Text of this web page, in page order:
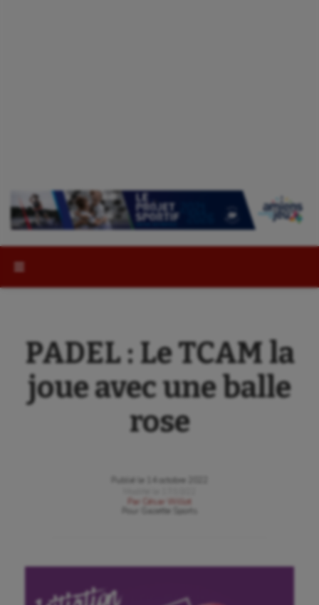
PADEL : Le TCAM la
joue avec une balle
rose
Publié le
14 octobre 2022
Par
César Willot
Gazette Sports